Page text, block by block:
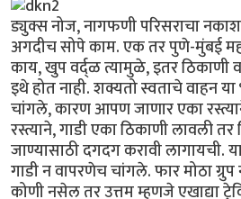
ड्युक्स नोज, नागफणी परिसराचा
अगदीच सोपे काम. एक तर पुणे-मुंबई
काय, खुप वर्द्ळ त्यामुळे, इतर ठिकाणी
इथे होत नाही. शक्यतो स्वताचे वाहन
चांगले, कारण आपण जाणार एका
रस्त्याने, गाडी एका ठिकाणी लावली
जाण्यासाठी दगदग करावी लागायची.
गाडी न वापरणेच चांगले. फार मोठा
कोणी नसेल तर उत्तम म्हणजे एखाद्या